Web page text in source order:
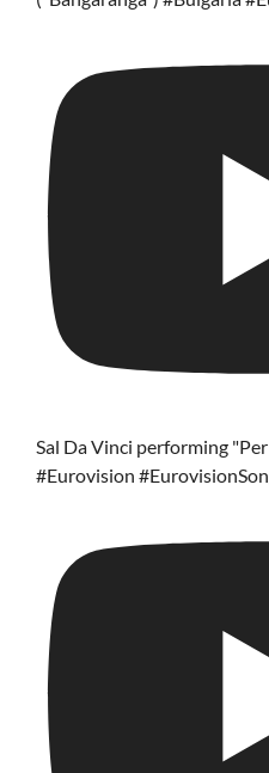
Sal Da Vinci performing
#Eurovision